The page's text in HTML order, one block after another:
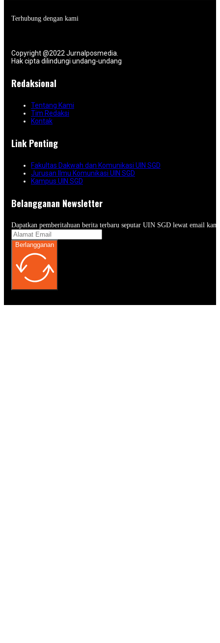
Terhubung dengan kami
Copyright @2022 Jurnalposmedia.
Hak cipta dilindungi undang-undang
Redaksional
Tentang Kami
Tim Redaksi
Kontak
Link Penting
Fakultas Dakwah dan Komunikasi UIN SGD
Jurusan Ilmu Komunikasi UIN SGD
Kampus UIN SGD
Belangganan Newsletter
Dapatkan pemberitahuan berita terbaru seputar UIN SGD lewat email
Berlangganan